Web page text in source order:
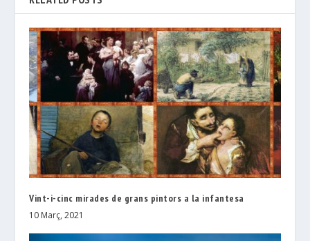
Vint-i-cinc mirades de grans pintors a la infantesa
10 Març, 2021